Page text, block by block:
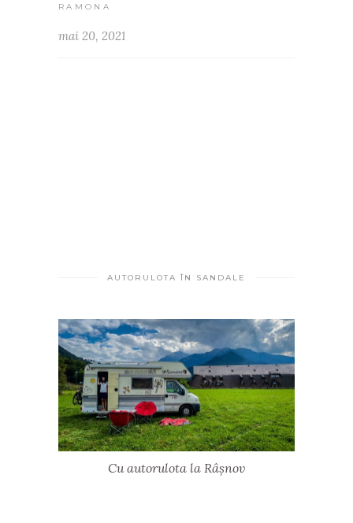
RAMONA
mai 20, 2021
AUTORULOTA ÎN SANDALE
Cu autorulota la Râșnov